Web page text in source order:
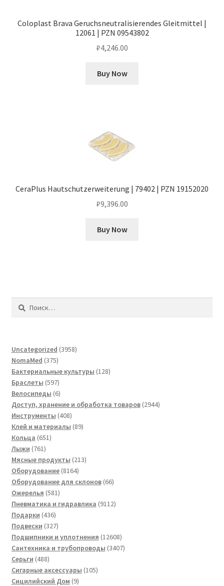
Coloplast Brava Geruchsneutralisierendes Gleitmittel |
12061 | PZN 09543802
₽4,246.00
Buy Now
CeraPlus Hautschutzerweiterung | 79402 | PZN 19152020
₽9,396.00
Buy Now
Найти:
Uncategorized 39583958
NomaMed 375375
товаров
Бактериальные культуры 128128
Браслеты 597597
товаров
Велосипеды 66
товаров
Доступ, хранение и обработка товаров 29442944
Инструменты 408408
товаров
Клей и материалы 8989
Кольца 651651
Лыжи 761761
товар
Мясные продукты 213213
Оборудование 81648164
товара
Оборудование для склонов 6666
Ожерелья 581581
товар
Пневматика и гидравлика 91129112
Подарки 436436
товаров
Подвески 327327
товаров
Подшипники и уплотнения 1260812608
товаров
Сантехника и трубопроводы 34073407
Серьги 488488
товаров
Сигарные аксессуары 105105
Сицилийский Дом 99